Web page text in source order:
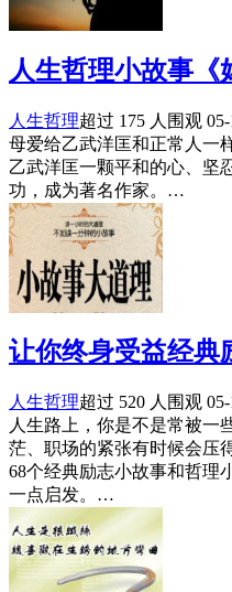
人生哲理小故事《
人生哲理超过 175 人围观
母爱给乙武洋匡和正常人一
乙武洋匡一颗平和的心、坚
功，成为著名作家。…
让你终身受益经典
人生哲理超过 520 人围观
人生路上，你是不是常被一
茫、职场的紧张有时候会压
68个经典励志小故事和哲理
一点启发。…